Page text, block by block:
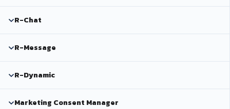
R-Chat
R-Message
R-Dynamic
Marketing Consent Manager